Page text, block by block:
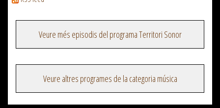
Veure més episodis del programa Territori Sonor
Veure altres programes de la categoria música